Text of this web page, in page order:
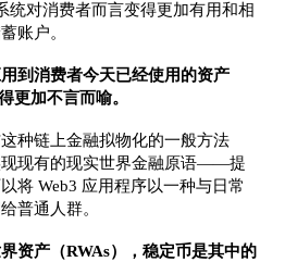
统对消费者而言变得更加有用和相
账户。
到消费者今天已经使用的资产
更加不言而喻。
种链上金融拟物化的一般方法
现有的现实世界金融原语——提
将 Web3 应用程序以一种与日常
普通人群。
资产（RWAs），稳定币是其中的